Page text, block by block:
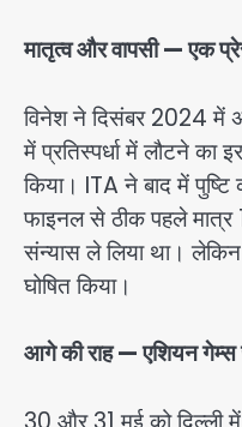
मातृत्व और वापसी — एक
विनेश ने दिसंबर 2024 में
में प्रतिस्पर्धा में लौटने
किया। ITA ने बाद में
फाइनल से ठीक पहले मात्र
संन्यास ले लिया था।
घोषित किया।
आगे की राह — एशियन गेम्स